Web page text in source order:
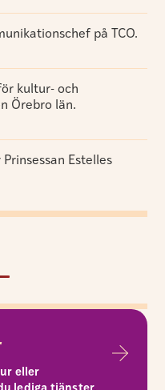
på TCO.
kultur- och
Örebro län.
Estelles
eller